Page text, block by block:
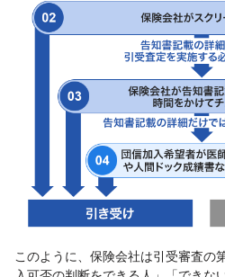
このように、保険会社は引受審査の